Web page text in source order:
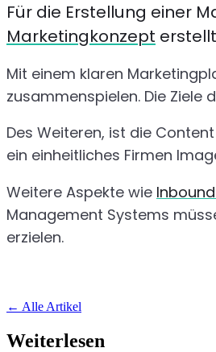
Für die Erstellung einer
Marketingkonzept
Mit einem klaren
zusammenspielen. Die
Des Weiteren, ist die
ein einheitliches Firmen
Weitere Aspekte wie
Management Systems
erzielen.
← Alle Artikel
Weiterlesen